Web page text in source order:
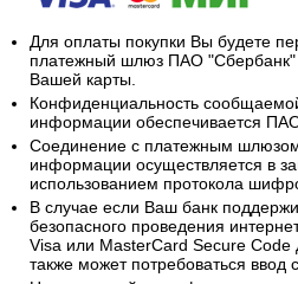
Для оплаты покупки Вы будете
платежный шлюз ПАО "Сбербанк"
Вашей карты.
Конфиденциальность
информации обеспечивается
Соединение с платежным
информации осуществляется в
использованием протокола
В случае если Ваш банк
безопасного проведения
Visa или MasterCard Secure
также может потребоваться ввод